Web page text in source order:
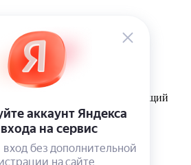
в каталоге интересующий
«В корзину»
Каталог
Контакты